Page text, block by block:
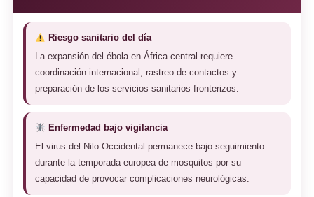
Riesgo sanitario del día
La expansión del ébola en África central requiere
coordinación internacional, rastreo de contactos y
preparación de los servicios sanitarios fronterizos.
Enfermedad bajo vigilancia
El virus del Nilo Occidental permanece bajo seguimiento
durante la temporada europea de mosquitos por su
capacidad de provocar complicaciones neurológicas.